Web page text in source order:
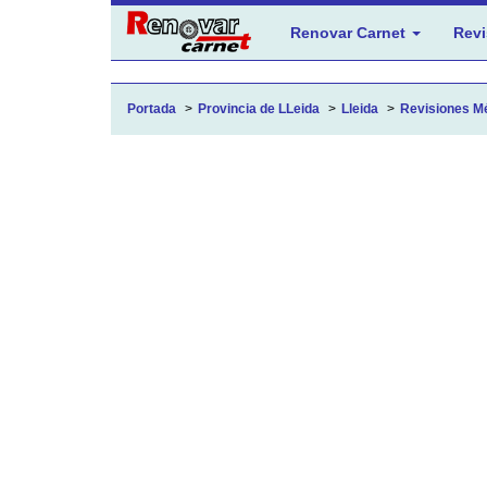
Renovar Carnet
Portada Provincia de LLeida Lleida Revisiones